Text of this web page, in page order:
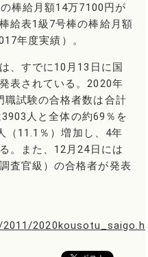
棒給月額14万7100円が
給表1級7号棒の棒給月額
年度実績）。
、すでに10月13日に国
表されている。2020年
職試験の合格者数は合計
人と全体の約69％を
（11.1％）増加し、4年
。また、12月24日には
査官級）の合格者が発表